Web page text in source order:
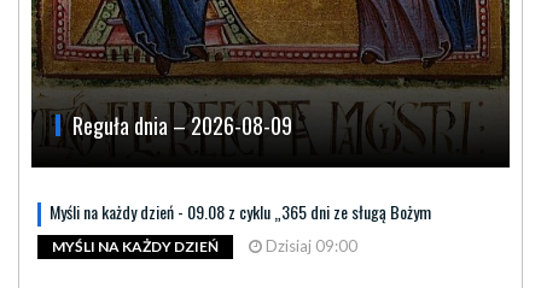
Reguła dnia – 2026-08-09
Myśli na każdy dzień - 09.08 z cyklu „365 dni ze sługą Bożym
MYŚLI NA KAŻDY DZIEŃ Dzisiaj 09:00